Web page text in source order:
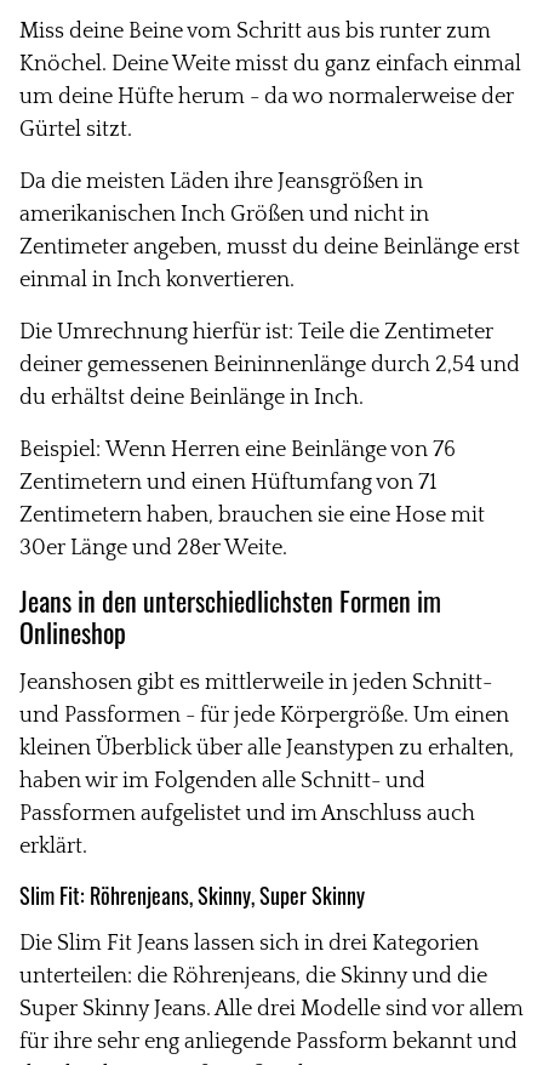
Miss deine Beine vom Schritt aus bis runter zum
Knöchel. Deine Weite misst du ganz einfach einmal
um deine Hüfte herum - da wo normalerweise der
Gürtel sitzt.
Da die meisten Läden ihre Jeansgrößen in
amerikanischen Inch Größen und nicht in
Zentimeter angeben, musst du deine Beinlänge erst
einmal in Inch konvertieren.
Die Umrechnung hierfür ist: Teile die Zentimeter
deiner gemessenen Beininnenlänge durch 2,54 und
du erhältst deine Beinlänge in Inch.
Beispiel: Wenn Herren eine Beinlänge von 76
Zentimetern und einen Hüftumfang von 71
Zentimetern haben, brauchen sie eine Hose mit
30er Länge und 28er Weite.
Jeans in den unterschiedlichsten Formen im
Onlineshop
Jeanshosen gibt es mittlerweile in jeden Schnitt-
und Passformen - für jede Körpergröße. Um einen
kleinen Überblick über alle Jeanstypen zu erhalten,
haben wir im Folgenden alle Schnitt- und
Passformen aufgelistet und im Anschluss auch
erklärt.
Slim Fit: Röhrenjeans, Skinny, Super Skinny
Die Slim Fit Jeans lassen sich in drei Kategorien
unterteilen: die Röhrenjeans, die Skinny und die
Super Skinny Jeans. Alle drei Modelle sind vor allem
für ihre sehr eng anliegende Passform bekannt und